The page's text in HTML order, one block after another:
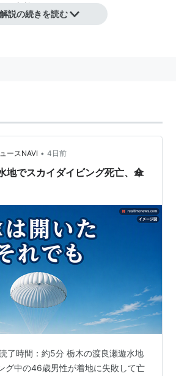
た事故。
解説の続きを読む
ースNAVI • 4日前
地でスカイダイビング死亡、傘
了時間：約5分 栃木の渡良瀬遊水地
グ中の46歳男性が着地に失敗して亡